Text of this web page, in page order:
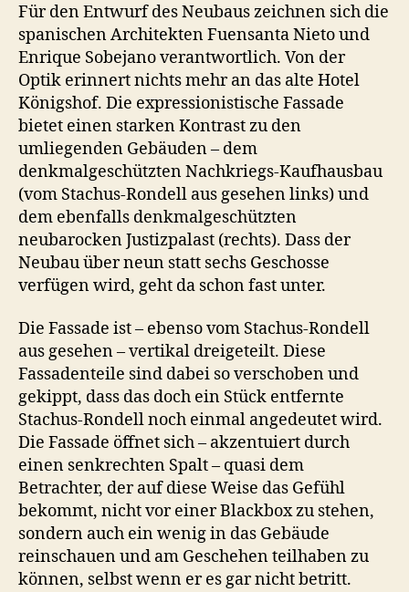
Für den Entwurf des Neubaus zeichnen sich die
spanischen Architekten Fuensanta Nieto und
Enrique Sobejano verantwortlich. Von der
Optik erinnert nichts mehr an das alte Hotel
Königshof. Die expressionistische Fassade
bietet einen starken Kontrast zu den
umliegenden Gebäuden – dem
denkmalgeschützten Nachkriegs-Kaufhausbau
(vom Stachus-Rondell aus gesehen links) und
dem ebenfalls denkmalgeschützten
neubarocken Justizpalast (rechts). Dass der
Neubau über neun statt sechs Geschosse
verfügen wird, geht da schon fast unter.
Die Fassade ist – ebenso vom Stachus-Rondell
aus gesehen – vertikal dreigeteilt. Diese
Fassadenteile sind dabei so verschoben und
gekippt, dass das doch ein Stück entfernte
Stachus-Rondell noch einmal angedeutet wird.
Die Fassade öffnet sich – akzentuiert durch
einen senkrechten Spalt – quasi dem
Betrachter, der auf diese Weise das Gefühl
bekommt, nicht vor einer Blackbox zu stehen,
sondern auch ein wenig in das Gebäude
reinschauen und am Geschehen teilhaben zu
können, selbst wenn er es gar nicht betritt.